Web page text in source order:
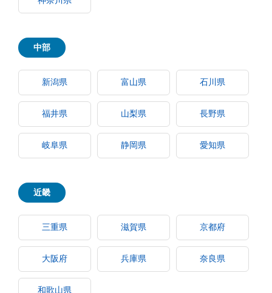
中部
新潟県 富山県 石川県
福井県 山梨県 長野県
岐阜県 静岡県 愛知県
近畿
三重県 滋賀県 京都府
大阪府 兵庫県 奈良県
和歌山県